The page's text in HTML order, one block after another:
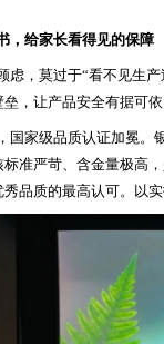
，给家长看得见的保障
虑，莫过于“看不见生
，让产品安全有据可
国家级品质认证加冕。
准严苛、含金量极高
品质的最高认可。以